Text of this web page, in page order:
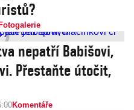
Fotogalerie
nepatří Babišovi,
Přestaňte útočit,
Komentáře